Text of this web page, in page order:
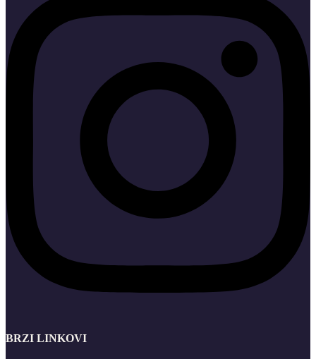
BRZI LINKOVI